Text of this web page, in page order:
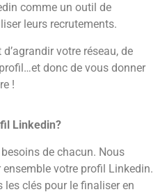
comme un outil de
leurs recrutements.
votre réseau, de
donc de vous donner
!
Linkedin?
de chacun. Nous
votre profil Linkedin.
clés pour le finaliser en